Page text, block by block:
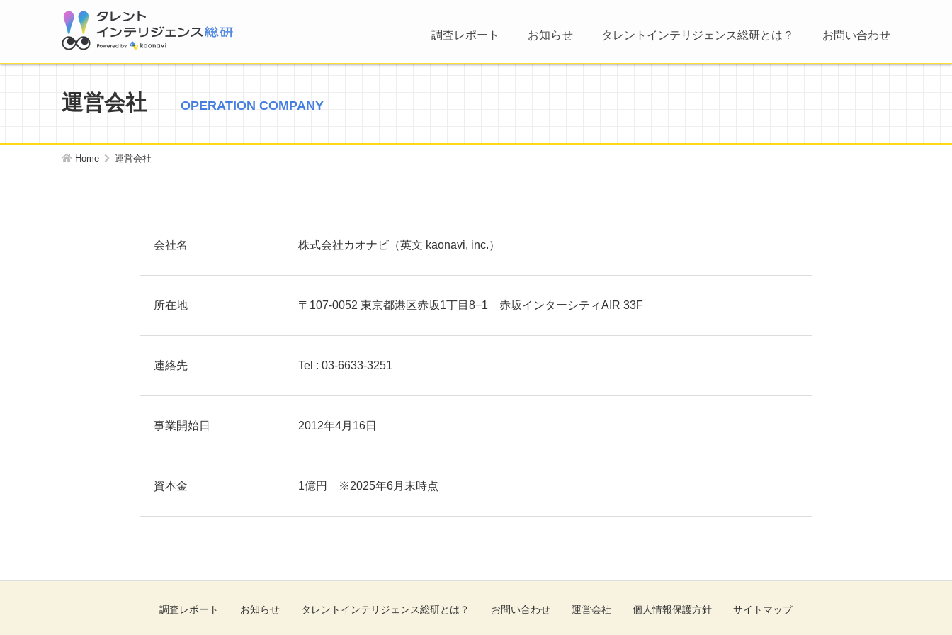
調査レポート お知らせ タレントインテリジェンス総研とは？ お問い合わせ
運営会社 OPERATION COMPANY
Home 運営会社
会社名 株式会社カオナビ（英文 kaonavi, inc.）
所在地 〒107-0052 東京都港区赤坂1丁目8−1 赤坂インターシティAIR 33F
連絡先 Tel : 03-6633-3251
事業開始日 2012年4月16日
資本金 1億円 ※2025年6月末時点
調査レポート お知らせ タレントインテリジェンス総研とは？ お問い合わせ 運営会社 個人情報保護方針 サイトマップ